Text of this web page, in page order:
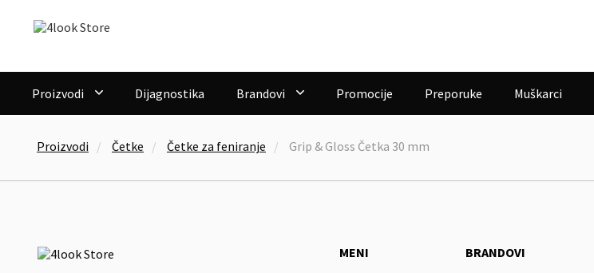
Proizvodi  Dijagnostika Brandovi  Promocije Preporuke Muškarci
Proizvodi Četke Četke za feniranje Grip & Gloss Četka 30 mm
MENI BRANDOVI